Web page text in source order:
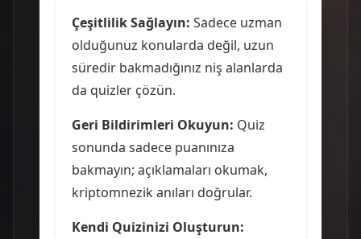
Çeşitlilik Sağlayın: Sadece uzman
olduğunuz konularda değil, uzun
süredir bakmadığınız niş alanlarda
da quizler çözün.
Geri Bildirimleri Okuyun: Quiz
sonunda sadece puanınıza
bakmayın; açıklamaları okumak,
kriptomnezik anıları doğrular.
Kendi Quizinizi Oluşturun: